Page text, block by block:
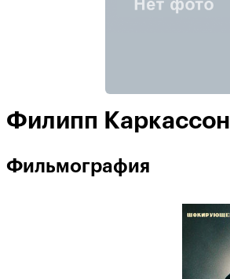
Филипп Каркассон
Фильмография